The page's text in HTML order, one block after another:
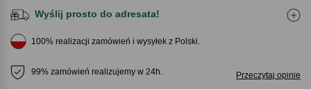
Wyślij prosto do adresata!
100% realizacji zamówień i wysyłek z Polski.
99% zamówień realizujemy w 24h. Przeczytaj opinie